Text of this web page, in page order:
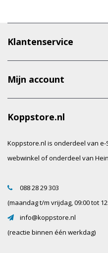
Klantenservice
Mijn account
Koppstore.nl
Koppstore.nl is onderdeel van
webwinkel of onderdeel van
088 28 29 303
(maandag t/m vrijdag, 09:00 tot
info@koppstore.nl
(reactie binnen één werkdag)